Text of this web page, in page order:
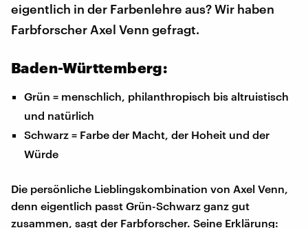
eigentlich in der Farbenlehre aus? Wir haben
Farbforscher Axel Venn gefragt.
Baden-Württemberg:
Grün = menschlich, philanthropisch bis altruistisch
und natürlich
Schwarz = Farbe der Macht, der Hoheit und der
Würde
Die persönliche Lieblingskombination von Axel Venn,
denn eigentlich passt Grün-Schwarz ganz gut
zusammen, sagt der Farbforscher. Seine Erklärung: